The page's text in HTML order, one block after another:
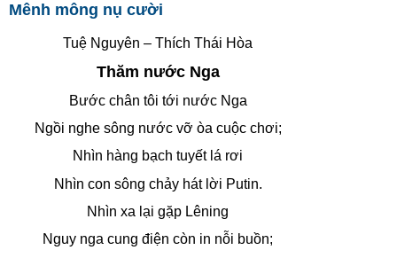
Mênh mông nụ cười
Tuệ Nguyên – Thích Thái Hòa
Thăm nước Nga
Bước chân tôi tới nước Nga
Ngồi nghe sông nước vỡ òa cuộc chơi;
Nhìn hàng bạch tuyết lá rơi
Nhìn con sông chảy hát lời Putin.
Nhìn xa lại gặp Lêning
Nguy nga cung điện còn in nỗi buồn;